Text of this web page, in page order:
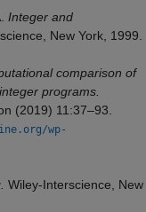
Integer and
New York, 1999.
comparison of
programs.
(2019) 11:37–93.
wp-
Wiley-Interscience, New